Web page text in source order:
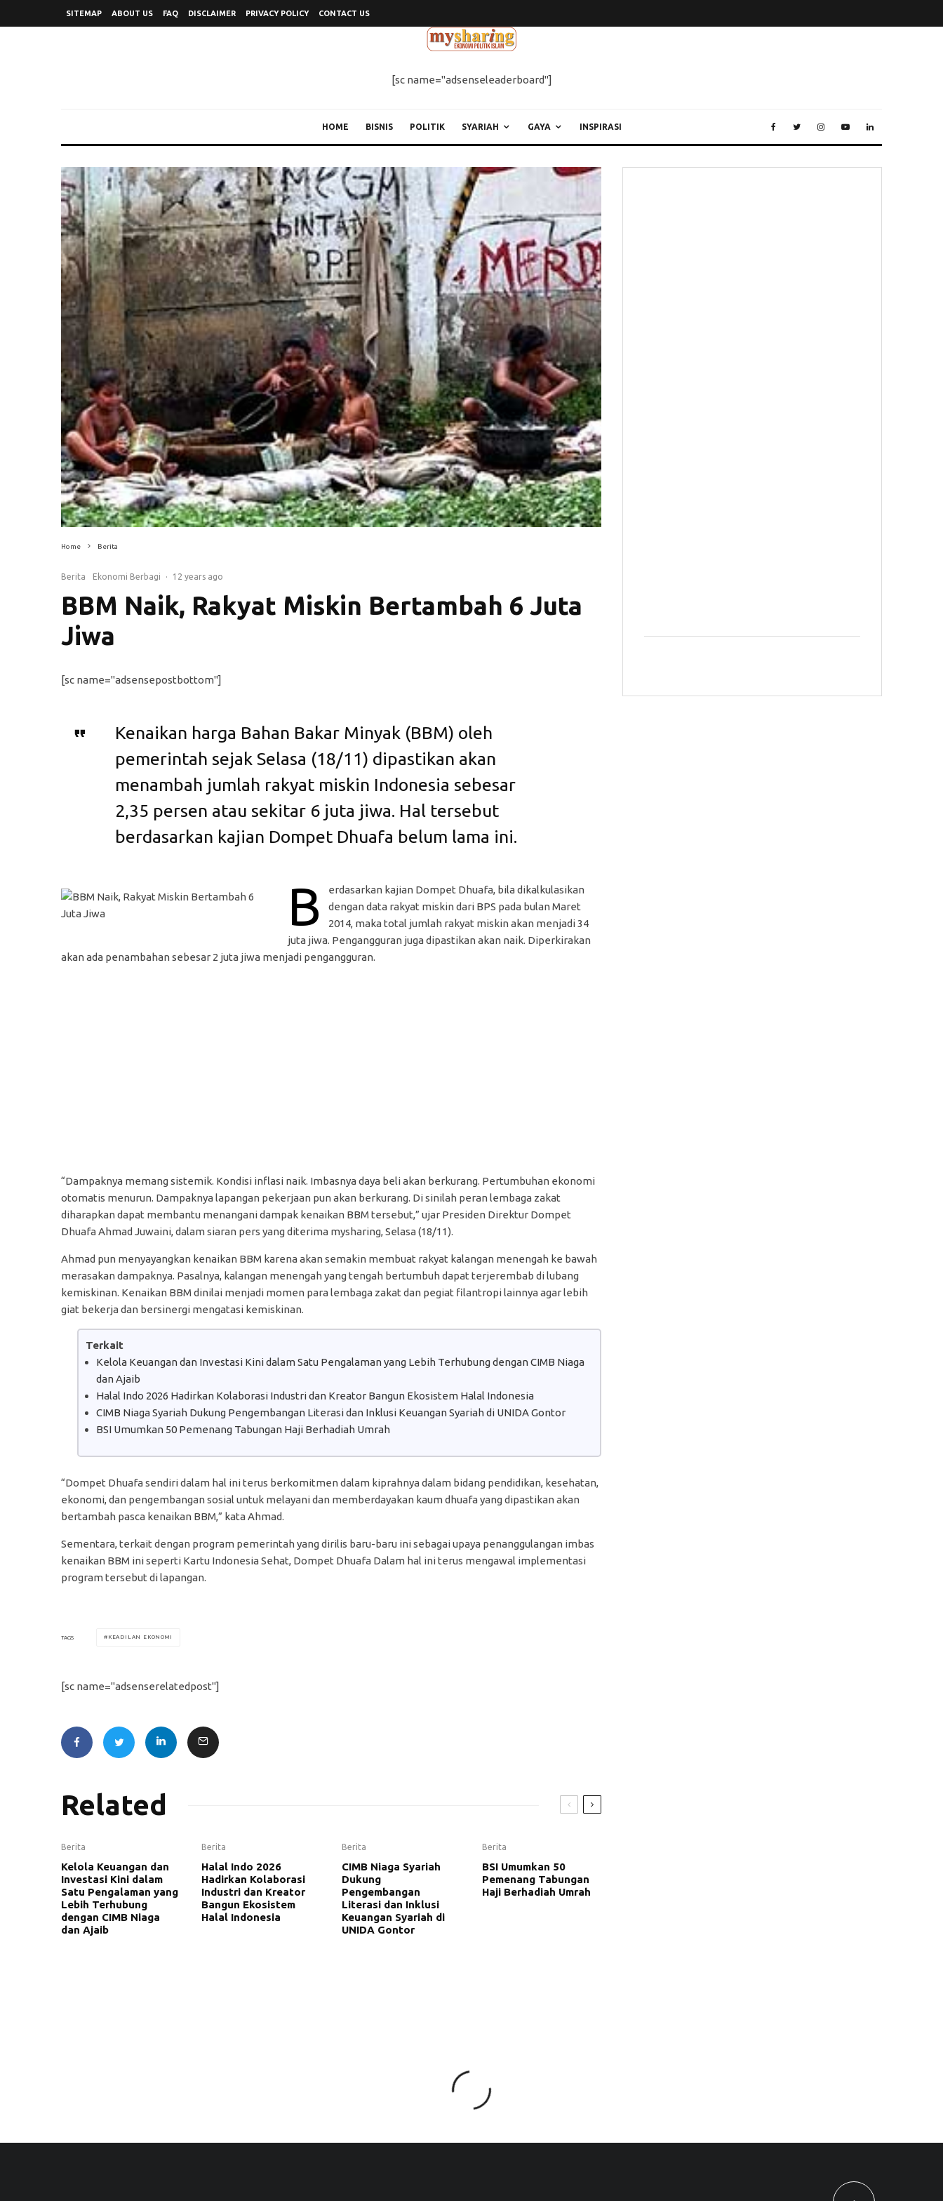
SITEMAP ABOUT US FAQ DISCLAIMER PRIVACY POLICY CONTACT US
[sc name="adsenseleaderboard"]
HOME BISNIS POLITIK SYARIAH GAYA INSPIRASI
Home Berita
Berita Ekonomi Berbagi · 12 years ago
BBM Naik, Rakyat Miskin Bertambah 6 Juta
Jiwa
[sc name="adsensepostbottom"]
Kenaikan harga Bahan Bakar Minyak (BBM) oleh
pemerintah sejak Selasa (18/11) dipastikan akan
menambah jumlah rakyat miskin Indonesia sebesar
2,35 persen atau sekitar 6 juta jiwa. Hal tersebut
berdasarkan kajian Dompet Dhuafa belum lama ini.
B
erdasarkan kajian Dompet Dhuafa, bila dikalkulasikan
dengan data rakyat miskin dari BPS pada bulan Maret
2014, maka total jumlah rakyat miskin akan menjadi 34
juta jiwa. Pengangguran juga dipastikan akan naik. Diperkirakan
akan ada penambahan sebesar 2 juta jiwa menjadi pengangguran.
“Dampaknya memang sistemik. Kondisi inflasi naik. Imbasnya daya beli akan berkurang. Pertumbuhan ekonomi
otomatis menurun. Dampaknya lapangan pekerjaan pun akan berkurang. Di sinilah peran lembaga zakat
diharapkan dapat membantu menangani dampak kenaikan BBM tersebut,” ujar Presiden Direktur Dompet
Dhuafa Ahmad Juwaini, dalam siaran pers yang diterima mysharing, Selasa (18/11).
Ahmad pun menyayangkan kenaikan BBM karena akan semakin membuat rakyat kalangan menengah ke bawah
merasakan dampaknya. Pasalnya, kalangan menengah yang tengah bertumbuh dapat terjerembab di lubang
kemiskinan. Kenaikan BBM dinilai menjadi momen para lembaga zakat dan pegiat filantropi lainnya agar lebih
giat bekerja dan bersinergi mengatasi kemiskinan.
Terkait
Kelola Keuangan dan Investasi Kini dalam Satu Pengalaman yang Lebih Terhubung dengan CIMB Niaga
dan Ajaib
Halal Indo 2026 Hadirkan Kolaborasi Industri dan Kreator Bangun Ekosistem Halal Indonesia
CIMB Niaga Syariah Dukung Pengembangan Literasi dan Inklusi Keuangan Syariah di UNIDA Gontor
BSI Umumkan 50 Pemenang Tabungan Haji Berhadiah Umrah
“Dompet Dhuafa sendiri dalam hal ini terus berkomitmen dalam kiprahnya dalam bidang pendidikan, kesehatan,
ekonomi, dan pengembangan sosial untuk melayani dan memberdayakan kaum dhuafa yang dipastikan akan
bertambah pasca kenaikan BBM,” kata Ahmad.
Sementara, terkait dengan program pemerintah yang dirilis baru-baru ini sebagai upaya penanggulangan imbas
kenaikan BBM ini seperti Kartu Indonesia Sehat, Dompet Dhuafa Dalam hal ini terus mengawal implementasi
program tersebut di lapangan.
TAGS KEADILAN EKONOMI
[sc name="adsenserelatedpost"]
Related
Berita
Kelola Keuangan dan
Investasi Kini dalam
Satu Pengalaman yang
Lebih Terhubung
dengan CIMB Niaga
dan Ajaib
Berita
Halal Indo 2026
Hadirkan Kolaborasi
Industri dan Kreator
Bangun Ekosistem
Halal Indonesia
Berita
CIMB Niaga Syariah
Dukung
Pengembangan
Literasi dan Inklusi
Keuangan Syariah di
UNIDA Gontor
Berita
BSI Umumkan 50
Pemenang Tabungan
Haji Berhadiah Umrah